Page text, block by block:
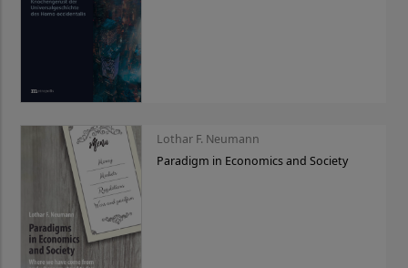
Lothar F. Neumann
Paradigm in Economics and Society